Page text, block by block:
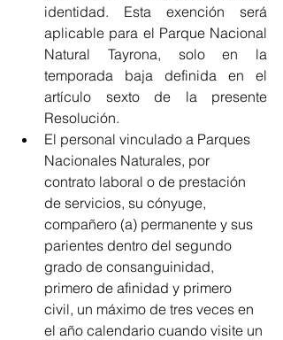
identidad. Esta exención será
aplicable para el Parque Nacional
Natural Tayrona, solo en la
temporada baja definida en el
artículo sexto de la presente
Resolución.
El personal vinculado a Parques
Nacionales Naturales, por
contrato laboral o de prestación
de servicios, su cónyuge,
compañero (a) permanente y sus
parientes dentro del segundo
grado de consanguinidad,
primero de afinidad y primero
civil, un máximo de tres veces en
el año calendario cuando visite un